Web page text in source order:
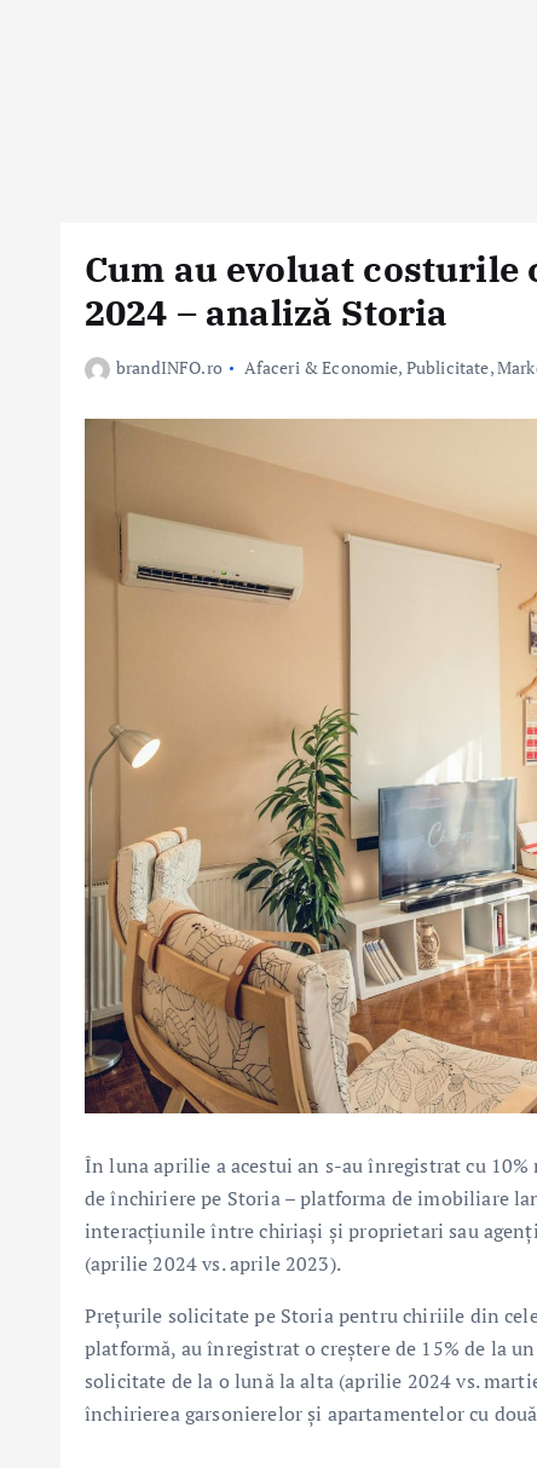
Cum au evoluat
2024 – analiză Storia
brandINFO.ro Afaceri & Economie, Publicitate,
În luna aprilie a acestui an s-au înregistrat cu
de închiriere pe Storia – platforma de imobiliare
interacțiunile între chiriași și proprietari sau
(aprilie 2024 vs. aprile 2023).
Prețurile solicitate pe Storia pentru chiriile din
platformă, au înregistrat o creștere de 15% de la
solicitate de la o lună la alta (aprilie 2024 vs.
închirierea garsonierelor și apartamentelor cu